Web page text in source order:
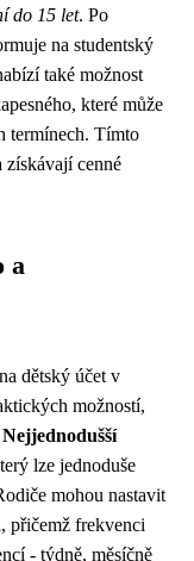
do 15 let. Po
na studentský
také možnost
které může
termínech. Tímto
získávají cenné
a
dětský účet v
možností,
Nejjednodušší
lze jednoduše
mohou nastavit
přičemž frekvenci
- týdně, měsíčně